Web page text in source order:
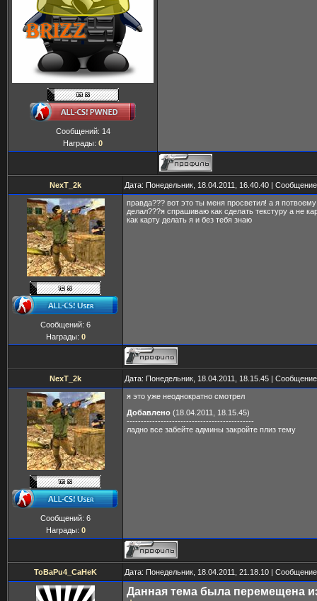
Сообщений: 14
Награды: 0
NexT_2k Дата: Понедельник, 18.04.2011, 16.40.40 |
Сообщений: 6
Награды: 0
правда??? вот это ты меня просветил! а я
делал???я спрашиваю как сделать текстуру а не
как карту делать я и без тебя знаю
NexT_2k Дата: Понедельник, 18.04.2011, 18.15.45 |
Сообщений: 6
Награды: 0
я это уже неоднократно смотрел
Добавлено (18.04.2011, 18.15.45)
---------------------------------------------
ладно все забейте админы закройте плиз тему
ToBaPu4_CaHeK Дата: Понедельник, 18.04.2011, 21.18.10 |
Данная тема была перемещена